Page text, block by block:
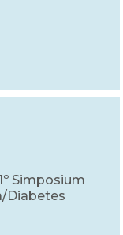
Simposium
Diabetes